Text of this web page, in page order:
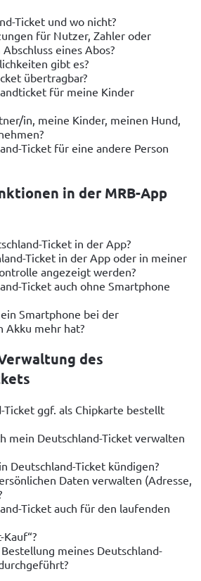
Ticket und wo nicht?
für Nutzer, Zahler oder
eines Abos?
gibt es?
übertragbar?
für meine Kinder
in, meine Kinder, meinen Hund,
Ticket für eine andere Person
in der MRB-App
Ticket in der App?
Ticket in der App oder in meiner
angezeigt werden?
Ticket auch ohne Smartphone
Smartphone bei der
Akku mehr hat?
des
Ticket ggf. als Chipkarte bestellt
mein Deutschland-Ticket verwalten
Deutschland-Ticket kündigen?
Daten verwalten (Adresse,
Ticket auch für den laufenden
meines Deutschland-